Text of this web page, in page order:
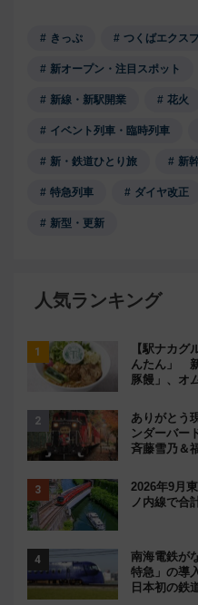
きっぷ つくばエクス
新オープン・注目スポット
新線・新駅開業 花火
イベント列車・臨時列車
新・鉄道ひとり旅 新
特急列車 ダイヤ改正
新型・更新
人気ランキング
【駅ナカグ
んたん」
豚饅」、オ
ありがとう
ンダーバー
斉藤雪乃＆
2026年9月
ノ内線で合
南海電鉄が
特急」の導
日本初の鉄